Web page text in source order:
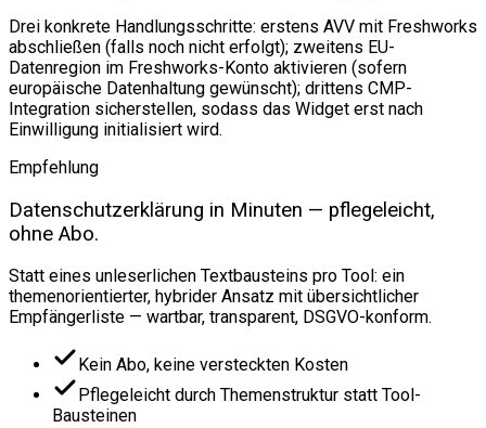
Drei konkrete Handlungsschritte: erstens AVV mit Freshworks
abschließen (falls noch nicht erfolgt); zweitens EU-
Datenregion im Freshworks-Konto aktivieren (sofern
europäische Datenhaltung gewünscht); drittens CMP-
Integration sicherstellen, sodass das Widget erst nach
Einwilligung initialisiert wird.
Empfehlung
Datenschutzerklärung in Minuten — pflegeleicht,
ohne Abo.
Statt eines unleserlichen Textbausteins pro Tool: ein
themenorientierter, hybrider Ansatz mit übersichtlicher
Empfängerliste — wartbar, transparent, DSGVO-konform.
Kein Abo, keine versteckten Kosten
Pflegeleicht durch Themenstruktur statt Tool-
Bausteinen